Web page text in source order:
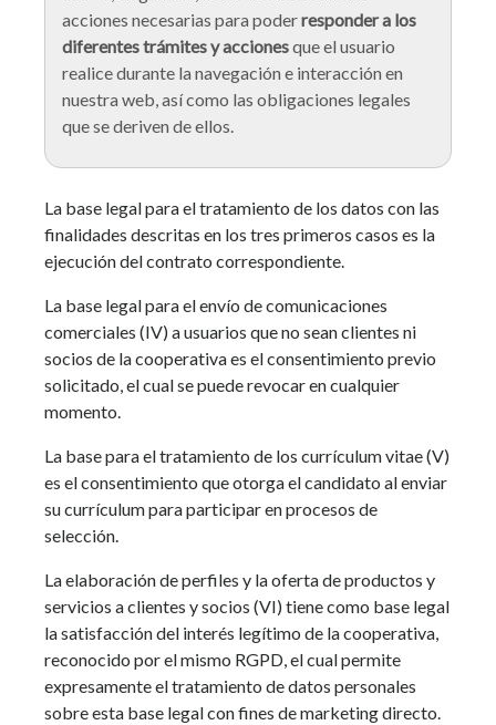
acciones necesarias para poderresponder a los
diferentes trámites y accionesque el usuario
realice durante la navegación e interacción en
nuestra web, así como las obligaciones legales
que se deriven de ellos.
La base legal para el tratamiento de los datos con las
finalidades descritas en los tres primeros casos es la
ejecución del contrato correspondiente.
La base legal para el envío de comunicaciones
comerciales (IV) a usuarios que no sean clientes ni
socios de la cooperativa es el consentimiento previo
solicitado, el cual se puede revocar en cualquier
momento.
La base para el tratamiento de los currículum vitae (V)
es el consentimiento que otorga el candidato al enviar
su currículum para participar en procesos de
selección.
La elaboración de perfiles y la oferta de productos y
servicios a clientes y socios (VI) tiene como base legal
la satisfacción del interés legítimo de la cooperativa,
reconocido por el mismo RGPD, el cual permite
expresamente el tratamiento de datos personales
sobre esta base legal con fines de marketing directo.